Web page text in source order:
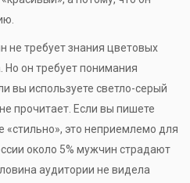
не требует знания цветовых
Но он требует понимания
вы используете светло-серый
прочитает. Если вы пишете
«стильно», это неприемлемо для
около 5% мужчин страдают
аудитории не видела